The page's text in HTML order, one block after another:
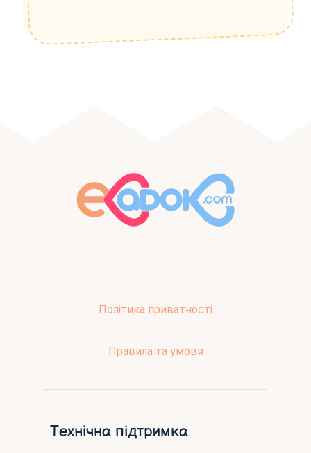
Політика приватності
Правила та умови
Технічна підтримка